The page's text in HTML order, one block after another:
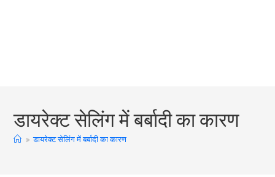
डायरेक्ट सेलिंग में बर्बादी का कारण
> डायरेक्ट सेलिंग में बर्बादी का कारण